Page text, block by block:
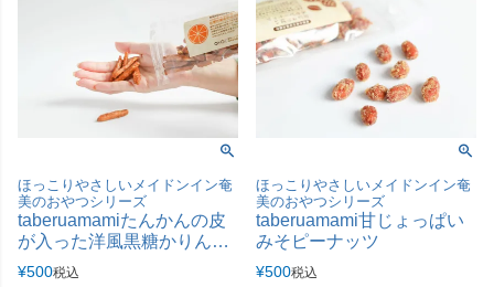
ほっこりやさしいメイドンイン奄
美のおやつシリーズ
taberuamamiたんかんの皮
が入った洋風黒糖かりんと
う
¥500税込
ほっこりやさしいメイドンイン奄
美のおやつシリーズ
taberuamami甘じょっぱい
みそピーナッツ
¥500税込